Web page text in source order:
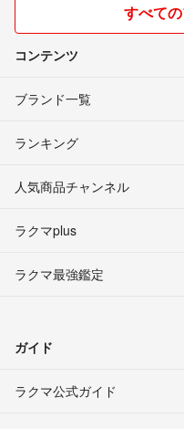
すべて
コンテンツ
ブランド一覧
ランキング
人気商品チャンネル
ラクマplus
ラクマ最強鑑定
ガイド
ラクマ公式ガイド